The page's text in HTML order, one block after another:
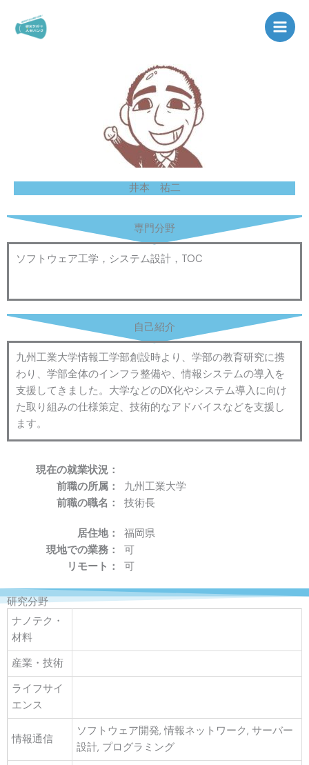
井本 祐二
専門分野
ソフトウェア工学，システム設計，TOC
自己紹介
九州工業大学情報工学部創設時より、学部の教育研究に携
わり、学部全体のインフラ整備や、情報システムの導入を
支援してきました。大学などのDX化やシステム導入に向け
た取り組みの仕様策定、技術的なアドバイスなどを支援し
ます。
現在の就業状況：
前職の所属：
九州工業大学
前職の職名：
技術長
居住地：
福岡県
現地での業務：
可
リモート：
可
研究分野
ナノテク・
材料
産業・技術
ライフサイ
エンス
情報通信
ソフトウェア開発, 情報ネットワーク, サーバー
設計, プログラミング